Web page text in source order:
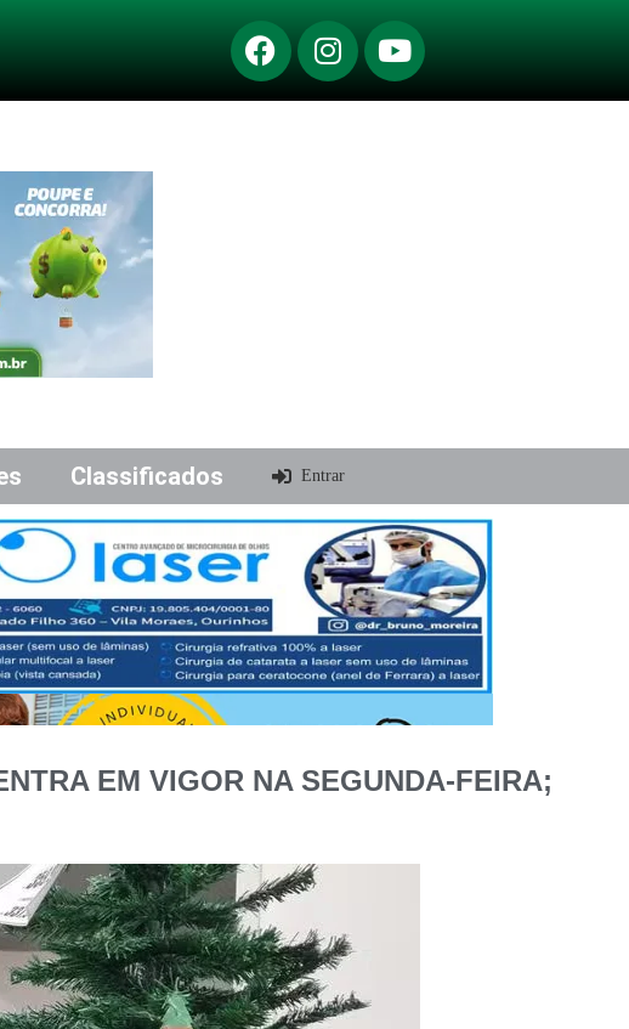
Classificados Entrar
EM VIGOR NA SEGUNDA-FEIRA;